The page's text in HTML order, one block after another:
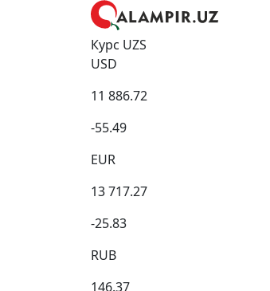
Курс UZS
USD
11 886.72
-55.49
EUR
13 717.27
-25.83
RUB
146.37